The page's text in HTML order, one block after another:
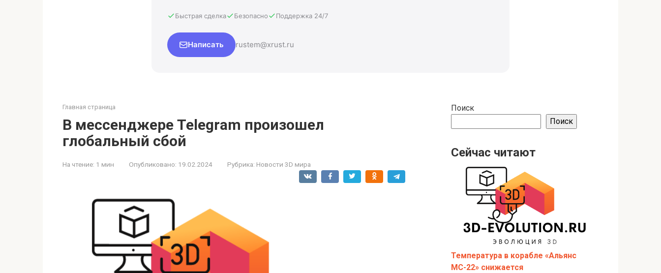
Быстрая сделка Безопасно Поддержка 24/7
Написать rustem@xrust.ru
Главная страница
В мессенджере Telegram произошел
глобальный сбой
На чтение: 1 мин Опубликовано: 19.02.2024 Рубрика: Новости 3D мира
Поиск
Поиск
Сейчас читают
Температура в корабле «Альянс
МС-22» снижается